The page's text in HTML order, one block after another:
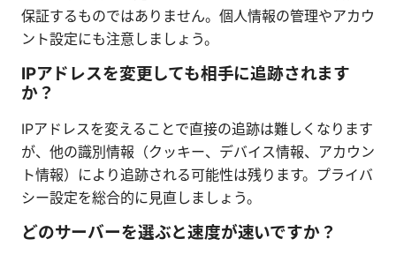
保証するものではありません。個人情報の管理やアカウ
ント設定にも注意しましょう。
IPアドレスを変更しても相手に追跡されます
か？
IPアドレスを変えることで直接の追跡は難しくなります
が、他の識別情報（クッキー、デバイス情報、アカウン
ト情報）により追跡される可能性は残ります。プライバ
シー設定を総合的に見直しましょう。
どのサーバーを選ぶと速度が速いですか？